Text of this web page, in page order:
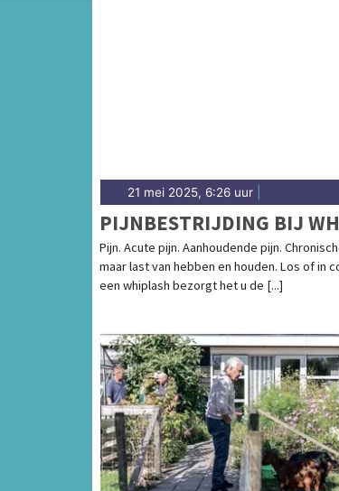
21 mei 2025, 6:26 uur
PIJNBESTRIJDING BIJ
Pijn. Acute pijn. Aanhoudende pijn.
maar last van hebben en houden. Los of in
een whiplash bezorgt het u de [...]